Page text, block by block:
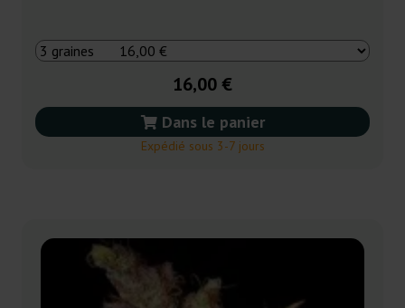
16,00 €
Dans le panier
Expédié sous 3-7 jours